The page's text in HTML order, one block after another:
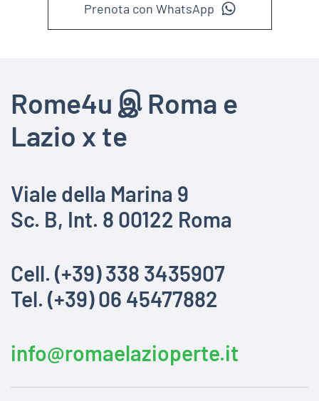
Prenota con WhatsApp
Rome4u இ Roma e
Lazio x te
Viale della Marina 9
Sc. B, Int. 8 00122 Roma
Cell. (+39) 338 3435907
Tel. (+39) 06 45477882
info@romaelazioperte.it